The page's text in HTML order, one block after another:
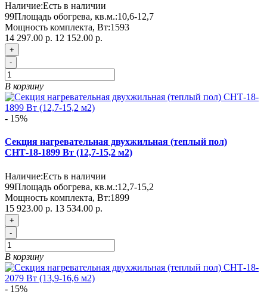
Наличие:Есть в наличии
99Площадь обогрева, кв.м.:10,6-12,7
Мощность комплекта, Вт:1593
14 297.00 р. 12 152.00 р.
+
-
В корзину
- 15%
Секция нагревательная двухжильная (теплый пол)
СНТ-18-1899 Вт (12,7-15,2 м2)
Наличие:Есть в наличии
99Площадь обогрева, кв.м.:12,7-15,2
Мощность комплекта, Вт:1899
15 923.00 р. 13 534.00 р.
+
-
В корзину
- 15%